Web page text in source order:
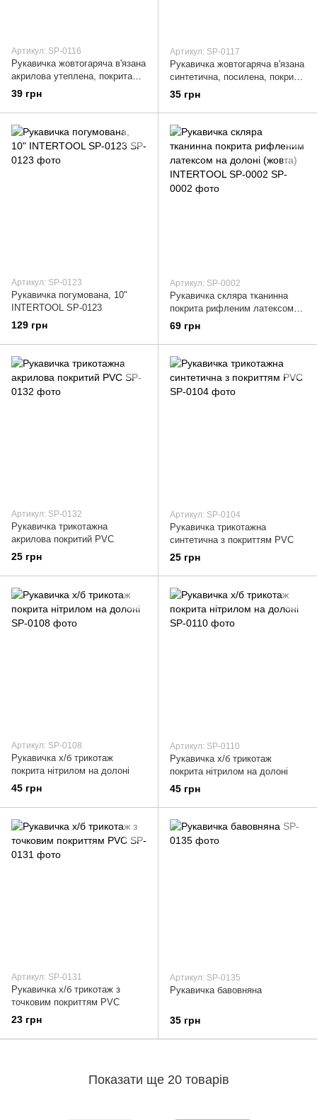
Артикул: SP-0116
Рукавичка жовтогаряча в'язана
акрилова утеплена, покрита
чорним зморшкуватим
латексом 10" INTERTOOL SP-
0116
39 грн
Артикул: SP-0117
Рукавичка жовтогаряча в'язана
синтетична, посилена, покрита
чорним спіненим латексом 10"
35 грн
Артикул: SP-0123
Рукавичка погумована, 10"
INTERTOOL SP-0123
129 грн
Артикул: SP-0002
Рукавичка скляра тканинна
покрита рифленим латексом
на долоні (жовта) INTERTOOL
SP-0002
69 грн
Артикул: SP-0132
Рукавичка трикотажна
акрилова покритий PVC
25 грн
Артикул: SP-0104
Рукавичка трикотажна
синтетична з покриттям PVC
25 грн
Артикул: SP-0108
Рукавичка х/б трикотаж
покрита нітрилом на долоні
45 грн
Артикул: SP-0110
Рукавичка х/б трикотаж
покрита нітрилом на долоні
45 грн
Артикул: SP-0131
Рукавичка х/б трикотаж з
точковим покриттям PVC
23 грн
Артикул: SP-0135
Рукавичка бавовняна
35 грн
Показати ще 20 товарів